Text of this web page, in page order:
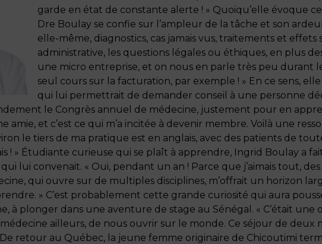
garde en état de constante alerte ! » Quoiqu’elle évoque
Dre Boulay se confie sur l’ampleur de la tâche et son
elle-même, diagnostics, cas jamais vus, traitements et effets
administrative, les questions légales ou éthiques, en plus
une micro entreprise, et on nous en parle très peu durant
seul cours sur la facturation, par exemple ! » En ce sens,
qui lui permettrait de demander conseil à une personne
le Congrès annuel de médecine, justement pour en
amie, et c’est ce qui m’a incitée à devenir membre. Voilà une
le tiers de ma pratique est en anglais, avec des patients de
! » Étudiante curieuse qui se plaît à apprendre, Ingrid Boulay a
lui convenait. « Oui, pendant un an ! Parce que j’aimais tout, des
qui ouvre sur de multiples disciplines, m’offrait un horizon
» C’est probablement cette grande curiosité qui aura
à plonger dans une aventure de stage au Sénégal. « C’était une
ailleurs, de nous ouvrir sur le monde. Ce séjour de deux
retour au Québec, la jeune femme originaire de Chicoutimi